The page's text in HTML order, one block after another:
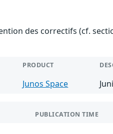
des correctifs (cf.
PRODUCT
Junos Space
PUBLICATION TIME